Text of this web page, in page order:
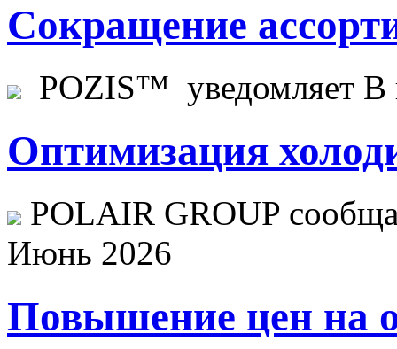
Сокращение
POZIS™ уведомляет В
Оптимизация
POLAIR GROUP
Июнь 2026
Повышение цен на